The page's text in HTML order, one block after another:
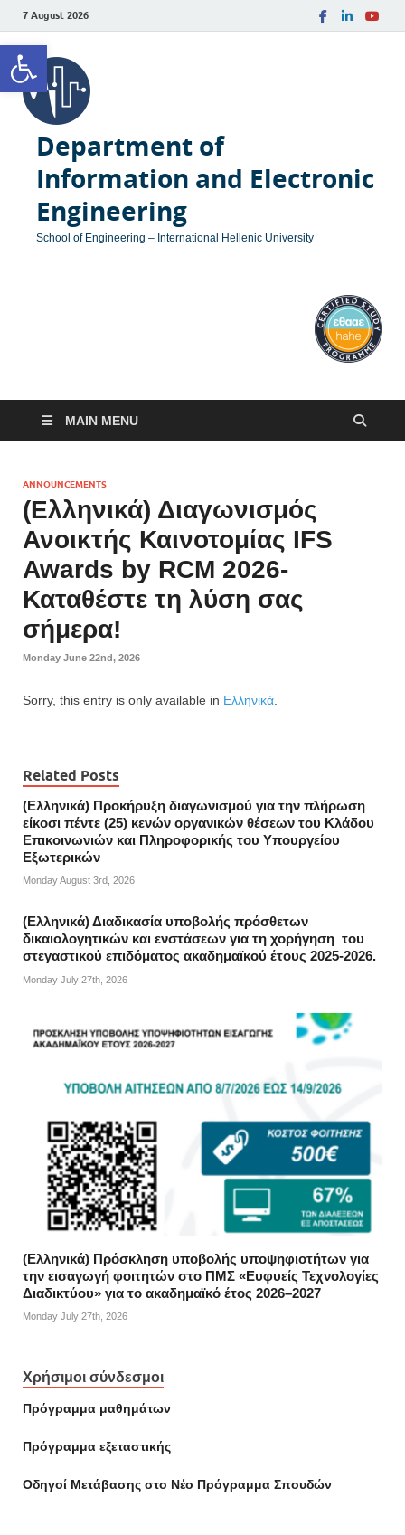
Open toolbar
7 August 2026
Department of
Information and Electronic
Engineering
School of Engineering – International Hellenic University
MAIN MENU
ANNOUNCEMENTS
(Ελληνικά) Διαγωνισμός
Ανοικτής Καινοτομίας IFS
Awards by RCM 2026-
Καταθέστε τη λύση σας
σήμερα!
Monday June 22nd, 2026
Sorry, this entry is only available in Ελληνικά
Related Posts
(Ελληνικά) Προκήρυξη διαγωνισμού για την πλήρωση
είκοσι πέντε (25) κενών οργανικών θέσεων του Κλάδου
Επικοινωνιών και Πληροφορικής του Υπουργείου
Εξωτερικών
Monday August 3rd, 2026
(Ελληνικά) Διαδικασία υποβολής πρόσθετων
δικαιολογητικών και ενστάσεων για τη χορήγηση του
στεγαστικού επιδόματος ακαδημαϊκού έτους 2025-2026.
Monday July 27th, 2026
(Ελληνικά) Πρόσκληση υποβολής υποψηφιοτήτων για
την εισαγωγή φοιτητών στο ΠΜΣ «Ευφυείς Τεχνολογίες
Διαδικτύου» για το ακαδημαϊκό έτος 2026–2027
Monday July 27th, 2026
Χρήσιμοι σύνδεσμοι
Πρόγραμμα μαθημάτων
Πρόγραμμα εξεταστικής
Οδηγοί Mετάβασης στο Νέο Πρόγραμμα Σπουδών